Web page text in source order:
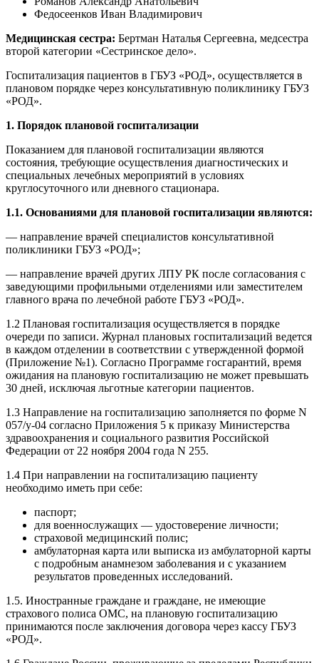
Федосеенков Иван Владимирович
Медицинская сестра: Бертман Наталья Сергеевна, медсестра
второй категории «Сестринское дело».
Госпитализация пациентов в ГБУЗ «РОД», осуществляется в
плановом порядке через консультативную поликлинику ГБУЗ
«РОД».
1. Порядок плановой госпитализации
Показанием для плановой госпитализации являются
состояния, требующие осуществления диагностических и
специальных лечебных мероприятий в условиях
круглосуточного или дневного стационара.
1.1. Основаниями для плановой госпитализации являются:
— направление врачей специалистов консультативной
поликлиники ГБУЗ «РОД»;
— направление врачей других ЛПУ РК после согласования с
заведующими профильными отделениями или заместителем
главного врача по лечебной работе ГБУЗ «РОД».
1.2 Плановая госпитализация осуществляется в порядке
очереди по записи. Журнал плановых госпитализаций ведется
в каждом отделении в соответствии с утвержденной формой
(Приложение №1). Согласно Программе госгарантий, время
ожидания на плановую госпитализацию не может превышать
30 дней, исключая льготные категории пациентов.
1.3 Направление на госпитализацию заполняется по форме N
057/у-04 согласно Приложения 5 к приказу Министерства
здравоохранения и социального развития Российской
Федерации от 22 ноября 2004 года N 255.
1.4 При направлении на госпитализацию пациенту
необходимо иметь при себе:
паспорт;
для военнослужащих — удостоверение личности;
страховой медицинский полис;
амбулаторная карта или выписка из амбулаторной карты
с подробным анамнезом заболевания и с указанием
результатов проведенных исследований.
1.5. Иностранные граждане и граждане, не имеющие
страхового полиса ОМС, на плановую госпитализацию
принимаются после заключения договора через кассу ГБУЗ
«РОД».